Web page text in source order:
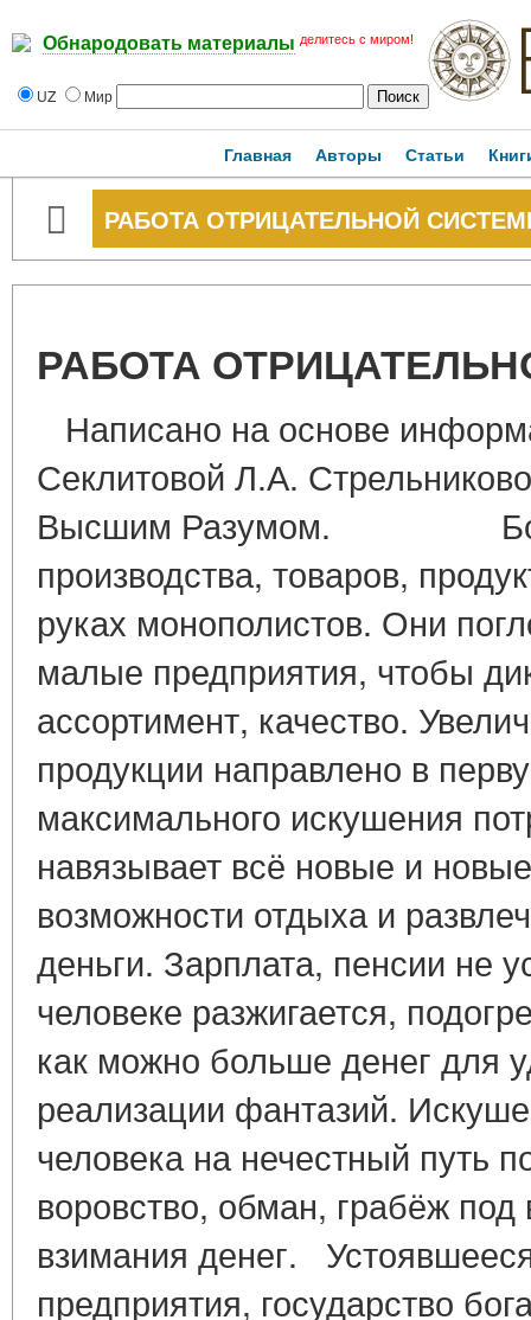
Обнародовать материалы делитесь с миром!
UZ Мир
Главная Авторы Статьи
РАБОТА ОТРИЦАТЕЛЬНОЙ
РАБОТА
Написано на основе
Секлитовой Л.А.
Высшим Разумом.
производства, товаров,
руках монополистов. Они
малые предприятия, чтобы
ассортимент, качество.
продукции направлено в
максимального искушения
навязывает всё новые и
возможности отдыха и
деньги. Зарплата, пенсии не
человеке разжигается,
как можно больше денег для
реализации фантазий.
человека на нечестный путь
воровство, обман, грабёж под
взимания денег.
предприятия, государство